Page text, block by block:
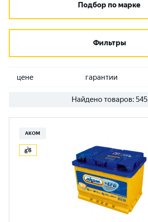
Подбор по марке
Фильтры
цене гарантии
Найдено товаров: 545
АКОМ